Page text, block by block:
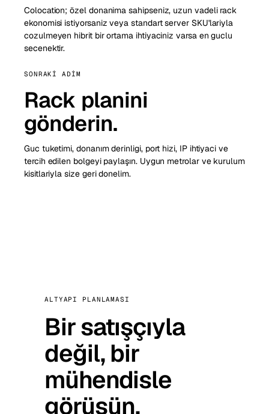
Colocation; özel donanima sahipseniz, uzun vadeli rack
ekonomisi istiyorsaniz veya standart server SKU'lariyla
cozulmeyen hibrit bir ortama ihtiyaciniz varsa en guclu
secenektir.
SONRAKI ADIM
Rack planini
gönderin.
Guc tuketimi, donanım derinligi, port hizi, IP ihtiyaci ve
tercih edilen bolgeyi paylaşın. Uygun metrolar ve kurulum
kisitlariyla size geri donelim.
ALTYAPI PLANLAMASI
Bir satışçıyla
değil, bir
mühendisle
görüşün.